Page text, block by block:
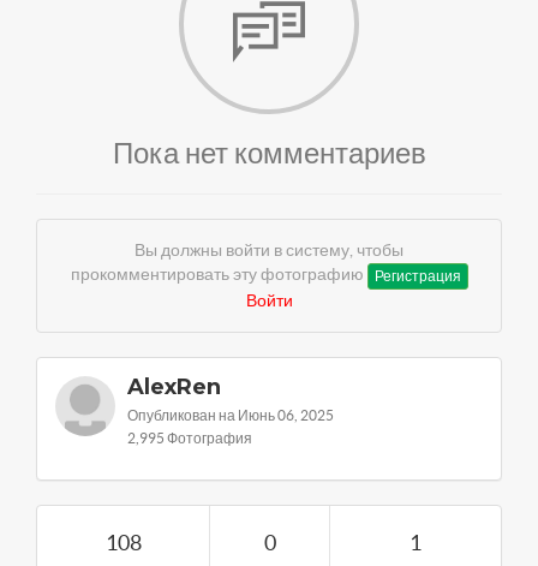
Пока нет комментариев
Вы должны войти в систему, чтобы
прокомментировать эту фотографию
Регистрация
Войти
AlexRen
Опубликован на Июнь 06, 2025
2,995 Фотография
108 0 1